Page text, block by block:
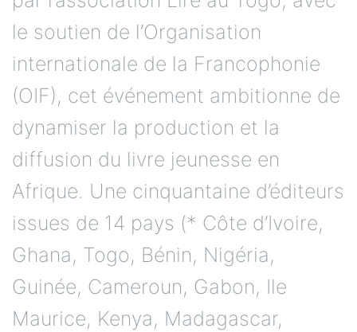
le soutien de l’Organisation
internationale de la Francophonie
(OIF), cet événement ambitionne de
dynamiser la production et la
diffusion du livre jeunesse en
Afrique. Une cinquantaine d’éditeurs
issues de 14 pays (* Côte d’Ivoire,
Ghana, Togo, Bénin, Nigéria,
Guinée, Cameroun, Gabon, Ile
Maurice, Kenya, Madagascar,